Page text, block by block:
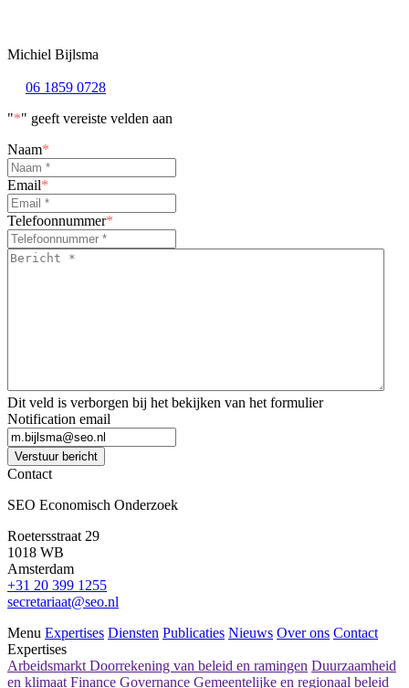
Michiel Bijlsma
06 1859 0728
"*" geeft vereiste velden aan
Naam*
Email*
Telefoonnummer*
Bericht
Dit veld is verborgen bij het bekijken van het formulier
Notification email
Verstuur bericht
Contact
SEO Economisch Onderzoek
Roetersstraat 29
1018 WB
Amsterdam
+31 20 399 1255
secretariaat@seo.nl
Menu Expertises Diensten Publicaties Nieuws Over ons Contact
Expertises
Arbeidsmarkt Doorrekening van beleid en ramingen Duurzaamheid
en klimaat Finance Governance Gemeentelijke en regionaal beleid